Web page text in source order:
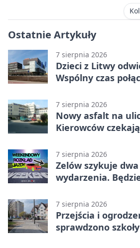
Ostatnie Artykuły
7 sierpnia 2026
Dzieci z Litwy
Wspólny czas
7 sierpnia 2026
Nowy asfalt na
Kierowców
7 sierpnia 2026
Zelów szykuje
wydarzenia.
7 sierpnia 2026
Przejścia i
sprawdzono